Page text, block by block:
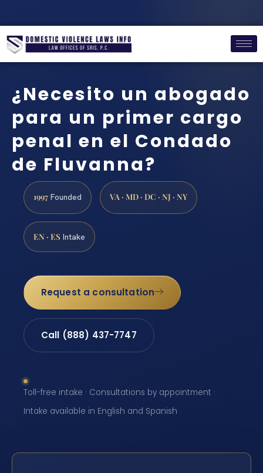
¿Necesito un abogado
para un primer cargo
penal en el Condado
de Fluvanna?
1997 Founded VA · MD · DC · NJ · NY
EN · ES Intake
Request a consultation
Call (888) 437-7747
Toll-free intake · Consultations by appointment ·
Intake available in English and Spanish